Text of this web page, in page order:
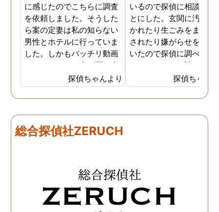
に感じたのでこちらに調査
を依頼しました。そうした
ら案の定妻は私の知らない
男性とホテルに行っていま
した。しかもバッチリ動画
でキスしている姿が写し出
されていました。本当にシ
ョックでしたが、これでス
ッキリしました。裁判では
士と一緒に戦っていこうと
思います。探偵に支払った
れからもサポートしていき
ますから。」と言う探偵か
らの言葉には本当に励まさ
れました。これからも弁護
探偵ちゃんより
いるので探偵に相談する
とにした。玄関に汚物を
かれたり生ごみをまき散
されたり嫌がらせを受け
いたので探偵に調べても
うことにした。誰がやっ
いるのか何が原因なのか
べてもらうと隣の奥さん
った。痴呆症が進み被害
だ。普段は普通なのに夜
探偵ちゃん
総合探偵社ZERUCH